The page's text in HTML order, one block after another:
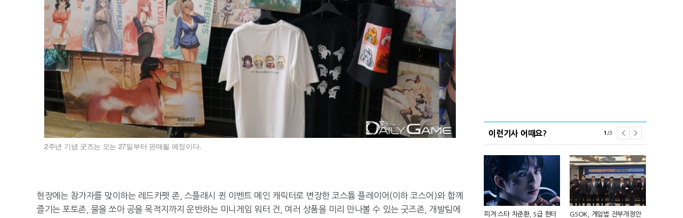
2주년 기념 굿즈는 오는 27일부터 판매될 예정이다.
현장에는 참가자를 맞이하는 레드카펫 존, 스플래시 퀸 이벤트 메인 캐릭터로 변장한 코스튬 플레이어(이하 코스어)와 함께
즐기는 포토존, 물을 쏘아 공을 목적지까지 운반하는 미니게임 워터 건, 여러 상품을 미리 만나볼 수 있는 굿즈존, 개발팀에
이런기사 어때요? 1 /3
카카오게임즈, 인기 웹툰 '김
엔씨, '아스오라' 앞세워 글
피겨 스타 차준환, S급 헌터
GSOK, 게임법 전부개정안